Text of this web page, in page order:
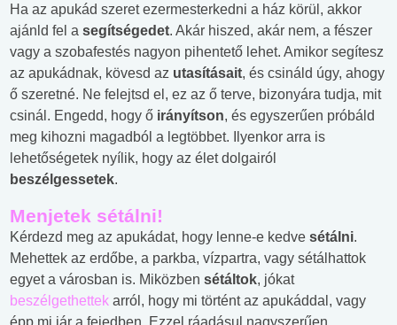
Ha az apukád szeret ezermesterkedni a ház körül, akkor
ajánld fel a segítségedet. Akár hiszed, akár nem, a fészer
vagy a szobafestés nagyon pihentető lehet. Amikor segítesz
az apukádnak, kövesd az utasításait, és csináld úgy, ahogy
ő szeretné. Ne felejtsd el, ez az ő terve, bizonyára tudja, mit
csinál. Engedd, hogy ő irányítson, és egyszerűen próbáld
meg kihozni magadból a legtöbbet. Ilyenkor arra is
lehetőségetek nyílik, hogy az élet dolgairól
beszélgessetek.
Menjetek sétálni!
Kérdezd meg az apukádat, hogy lenne-e kedve sétálni.
Mehettek az erdőbe, a parkba, vízpartra, vagy sétálhattok
egyet a városban is. Miközben sétáltok, jókat
beszélgethettek arról, hogy mi történt az apukáddal, vagy